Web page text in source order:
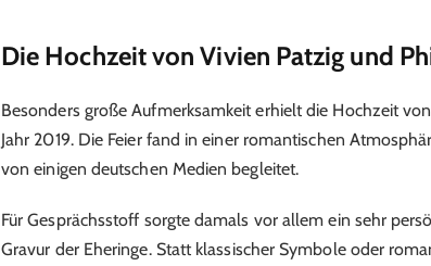
Die Hochzeit von Vivien Patzig und
Besonders große Aufmerksamkeit erhielt die Hochzeit
Jahr 2019. Die Feier fand in einer romantischen
von einigen deutschen Medien begleitet.
Für Gesprächsstoff sorgte damals vor allem ein sehr
Gravur der Eheringe. Statt klassischer Symbole oder